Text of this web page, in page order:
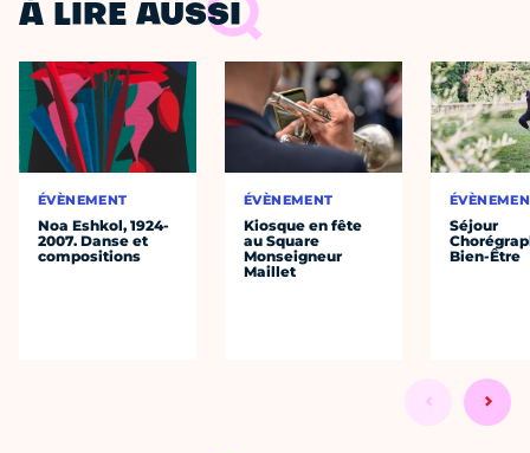
À LIRE AUSSI
ÉVÈNEMENT
Noa Eshkol, 1924-
2007. Danse et
compositions
ÉVÈNEMENT
Kiosque en fête
au Square
Monseigneur
Maillet
Séjour
Bien-Être